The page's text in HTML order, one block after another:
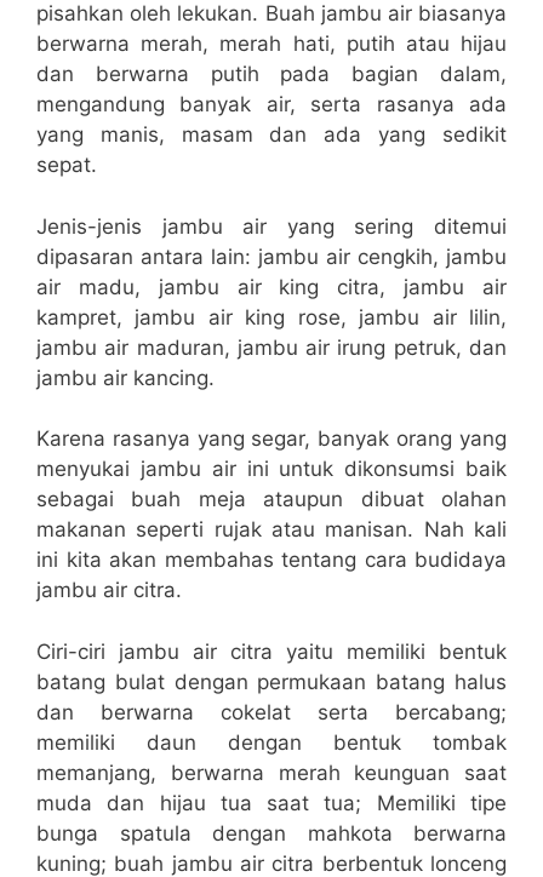
pisahkan oleh lekukan. Buah jambu air biasanya
berwarna merah, merah hati, putih atau hijau
dan berwarna putih pada bagian dalam,
mengandung banyak air, serta rasanya ada
yang manis, masam dan ada yang sedikit
sepat.
Jenis-jenis jambu air yang sering ditemui
dipasaran antara lain: jambu air cengkih, jambu
air madu, jambu air king citra, jambu air
kampret, jambu air king rose, jambu air lilin,
jambu air maduran, jambu air irung petruk, dan
jambu air kancing.
Karena rasanya yang segar, banyak orang yang
menyukai jambu air ini untuk dikonsumsi baik
sebagai buah meja ataupun dibuat olahan
makanan seperti rujak atau manisan. Nah kali
ini kita akan membahas tentang cara budidaya
jambu air citra.
Ciri-ciri jambu air citra yaitu memiliki bentuk
batang bulat dengan permukaan batang halus
dan berwarna cokelat serta bercabang;
memiliki daun dengan bentuk tombak
memanjang, berwarna merah keunguan saat
muda dan hijau tua saat tua; Memiliki tipe
bunga spatula dengan mahkota berwarna
kuning; buah jambu air citra berbentuk lonceng